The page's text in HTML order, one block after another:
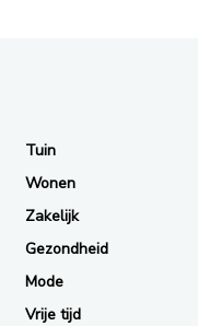
Tuin
Wonen
Zakelijk
Gezondheid
Mode
Vrije tijd